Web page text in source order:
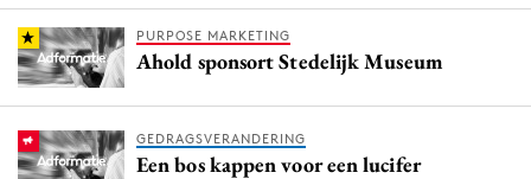
PURPOSE MARKETING
Ahold sponsort Stedelijk Museum
GEDRAGSVERANDERING
Een bos kappen voor een lucifer